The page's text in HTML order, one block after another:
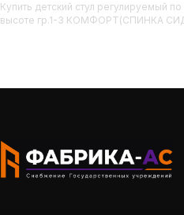
Купить Детский стул
высоте гр.1-3 КОМФОРТ(СПИНКА